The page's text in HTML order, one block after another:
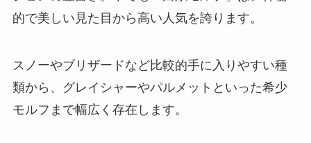
的で美しい見た目から高い人気を誇ります。
スノーやブリザードなど比較的手に入りやすい種
類から、グレイシャーやパルメットといった希少
モルフまで幅広く存在します。